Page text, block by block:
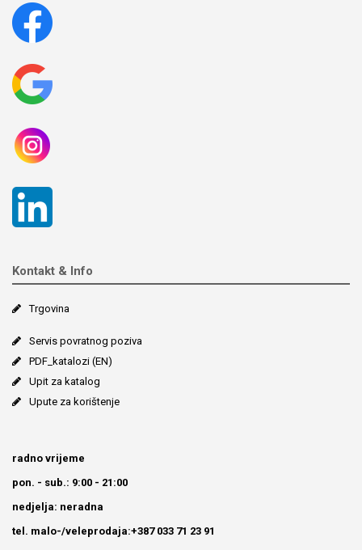
Kontakt & Info
Trgovina
Servis povratnog poziva
PDF_katalozi (EN)
Upit za katalog
Upute za korištenje
radno vrijeme
pon. - sub.: 9:00 - 21:00
nedjelja: neradna
tel. malo-/veleprodaja:+387 033 71 23 91